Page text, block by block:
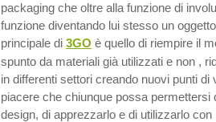
packaging che oltre alla funzione di
funzione diventando lui stesso un
principale di 3GO è quello di riempire il
spunto da materiali già utilizzati e non ,
in differenti settori creando nuovi punti
piacere che chiunque possa permettersi
design, di apprezzarlo e di utilizzarlo